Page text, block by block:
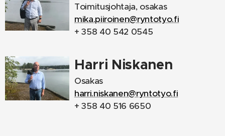
Toimitusjohtaja, osakas
mika.piiroinen@ryntotyo.fi
+ 358 40 542 0545
Harri Niskanen
Osakas
harri.niskanen@ryntotyo.fi
+ 358 40 516 6650